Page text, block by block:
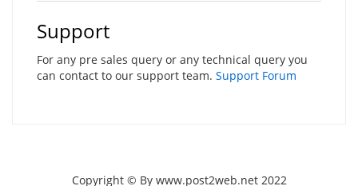
Support
For any pre sales query or any technical query you
can contact to our support team. Support Forum
Copyright © By www.post2web.net 2022